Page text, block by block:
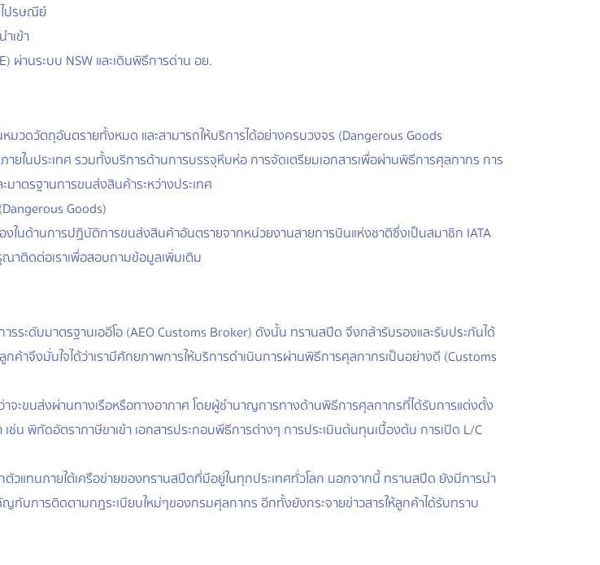
ไปรษณีย์
เข้า
ผ่านระบบ NSW และเดินพิธีการด่าน อย.
ดวัตถุอันตรายทั้งหมด และสามารถให้บริการได้อย่างครบวงจร (Dangerous Goods
ยในประเทศ รวมทั้งบริการด้านการบรรจุหีบห่อ การจัดเตรียมเอกสารเพื่อผ่านพิธีการศุลกากร การ
าตรฐานการขนส่งสินค้าระหว่างประเทศ
Goods)
นด้านการปฏิบัติการขนส่งสินค้าอันตรายจากหน่วยงานสายการบินแห่งชาติซึ่งเป็นสมาชิก IATA
าติดต่อเราเพื่อสอบถามข้อมูลเพิ่มเติม
ะดับมาตรฐานเออีโอ (AEO Customs Broker) ดังนั้น ทรานสปีด จึงกล้ารับรองและรับประกันได้
จึงมั่นใจได้ว่าเรามีศักยภาพการให้บริการดำเนินการผ่านพิธีการศุลกากรเป็นอย่างดี (Customs
จะขนส่งผ่านทางเรือหรือทางอากาศ โดยผู้ชำนาญการทางด้านพิธีการศุลกากรที่ได้รับการแต่งตั้ง
ช่น พิกัดอัตราภาษีขาเข้า เอกสารประกอบพีธีการต่างๆ การประเมินต้นทุนเบื้องต้น การเปิด L/C
วแทนภายใต้เครือข่ายของทรานสปีดที่มีอยู่ในทุกประเทศทั่วโลก นอกจากนี้ ทรานสปีด ยังมีการนำ
กับการติดตามกฎระเบียบใหม่ๆของกรมศุลกากร อีกทั้งยังกระจายข่าวสารให้ลูกค้าได้รับทราบ